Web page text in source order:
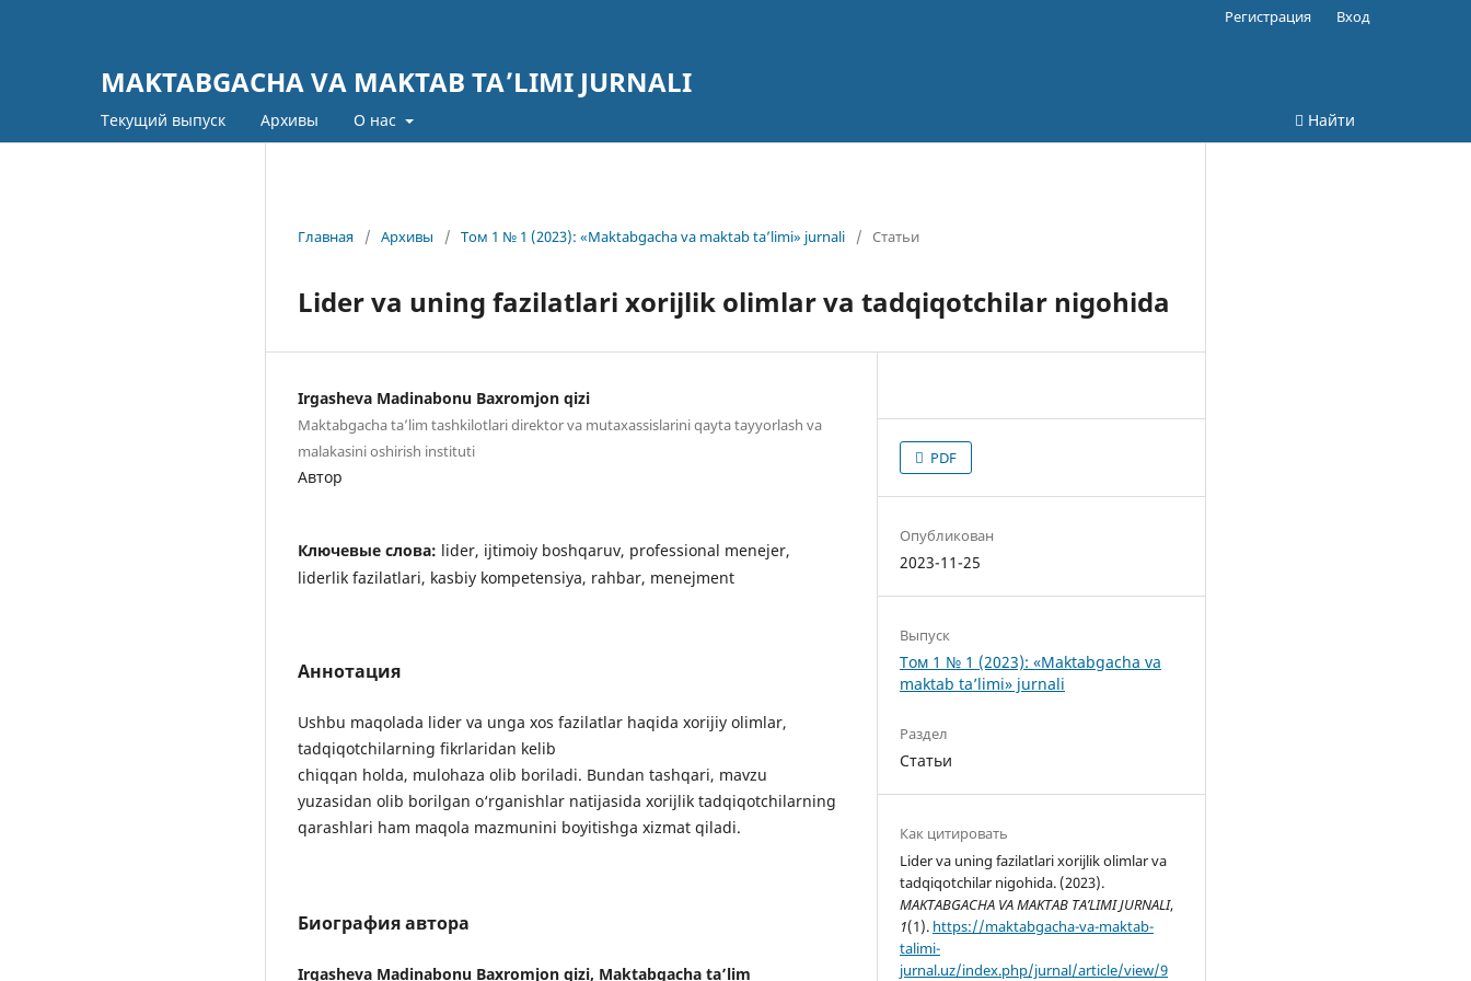
MAKTABGACHA VA MAKTAB TA’LIMI JURNALI
Текущий выпуск Архивы О нас Найти
Регистрация Вход
Главная / Архивы / Том 1 № 1 (2023): «Maktabgacha va maktab ta’limi» jurnali / Статьи
Lider va uning fazilatlari xorijlik olimlar va tadqiqotchilar nigohida
Irgasheva Madinabonu Baxromjon qizi
Maktabgacha ta’lim tashkilotlari direktor va mutaxassislarini qayta tayyorlash va
malakasini oshirish instituti
Автор
Ключевые слова: lider, ijtimoiy boshqaruv, professional menejer,
liderlik fazilatlari, kasbiy kompetensiya, rahbar, menejment
Аннотация
Ushbu maqolada lider va unga xos fazilatlar haqida xorijiy olimlar,
tadqiqotchilarning fikrlaridan kelib
chiqqan holda, mulohaza olib boriladi. Bundan tashqari, mavzu
yuzasidan olib borilgan o‘rganishlar natijasida xorijlik tadqiqotchilarning
qarashlari ham maqola mazmunini boyitishga xizmat qiladi.
Биография автора
Irgasheva Madinabonu Baxromjon qizi, Maktabgacha ta’lim
PDF
Опубликован
2023-11-25
Выпуск
Том 1 № 1 (2023): «Maktabgacha va
maktab ta’limi» jurnali
Раздел
Статьи
Как цитировать
Lider va uning fazilatlari xorijlik olimlar va
tadqiqotchilar nigohida. (2023).
MAKTABGACHA VA MAKTAB TA’LIMI JURNALI,
1(1). https://maktabgacha-va-maktab-
talimi-
jurnal.uz/index.php/jurnal/article/view/9